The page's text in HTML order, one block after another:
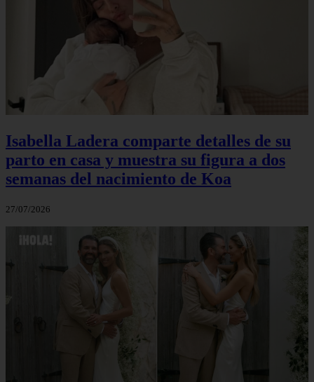
Isabella Ladera comparte detalles de su
parto en casa y muestra su figura a dos
semanas del nacimiento de Koa
27/07/2026